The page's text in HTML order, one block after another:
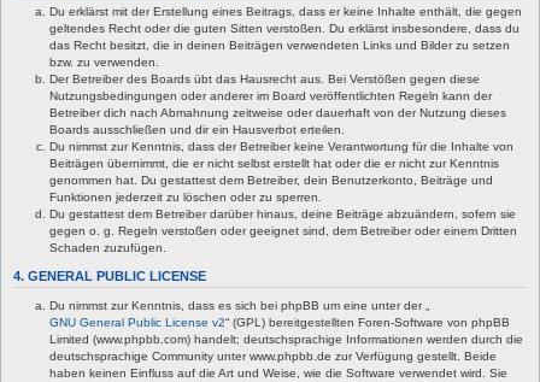
Du erklärst mit der Erstellung eines Beitrags, dass er keine Inhalte enthält, die gegen
geltendes Recht oder die guten Sitten verstoßen. Du erklärst insbesondere, dass du
das Recht besitzt, die in deinen Beiträgen verwendeten Links und Bilder zu setzen
bzw. zu verwenden.
Der Betreiber des Boards übt das Hausrecht aus. Bei Verstößen gegen diese
Nutzungsbedingungen oder anderer im Board veröffentlichten Regeln kann der
Betreiber dich nach Abmahnung zeitweise oder dauerhaft von der Nutzung dieses
Boards ausschließen und dir ein Hausverbot erteilen.
Du nimmst zur Kenntnis, dass der Betreiber keine Verantwortung für die Inhalte von
Beiträgen übernimmt, die er nicht selbst erstellt hat oder die er nicht zur Kenntnis
genommen hat. Du gestattest dem Betreiber, dein Benutzerkonto, Beiträge und
Funktionen jederzeit zu löschen oder zu sperren.
Du gestattest dem Betreiber darüber hinaus, deine Beiträge abzuändern, sofern sie
gegen o. g. Regeln verstoßen oder geeignet sind, dem Betreiber oder einem Dritten
Schaden zuzufügen.
4. GENERAL PUBLIC LICENSE
Du nimmst zur Kenntnis, dass es sich bei phpBB um eine unter der „
GNU General Public License v2“ (GPL) bereitgestellten Foren-Software von phpBB
Limited (www.phpbb.com) handelt; deutschsprachige Informationen werden durch die
deutschsprachige Community unter www.phpbb.de zur Verfügung gestellt. Beide
haben keinen Einfluss auf die Art und Weise, wie die Software verwendet wird. Sie